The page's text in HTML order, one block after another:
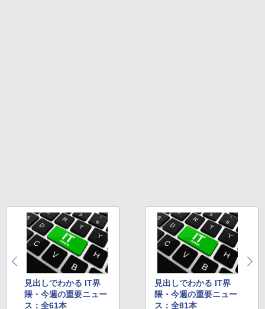
見出しでわかる IT界
隈・今週の重要ニュー
ス：全61本
見出しでわかる IT界
隈・今週の重要ニュー
ス：全81本